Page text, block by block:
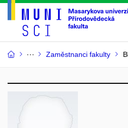
Zaměstnanci fakulty